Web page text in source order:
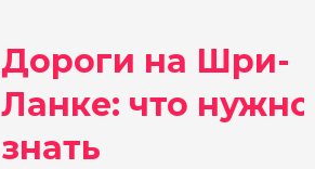
Дороги на Шри-
Ланке: что нужно
знать